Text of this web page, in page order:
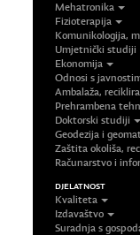
Mehatronika
Fizioterapija
Komunikologija,
Umjetnički studiji
Ekonomija
Odnosi s
Ambalaža,
Prehrambena
Doktorski studiji
Geodezija i
Zaštita okoliša,
Računarstvo i
DJELATNOST
Kvaliteta
Izdavaštvo
Suradnja s